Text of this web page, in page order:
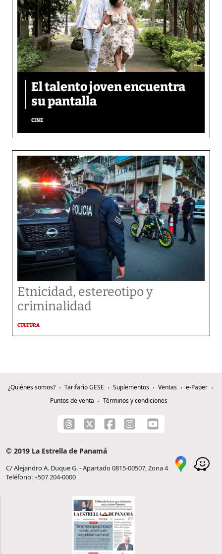
El talento joven encuentra
su pantalla​
CINE
Etnicidad, estereotipo y
criminalidad
CULTURA
¿Quiénes somos? Tarifario GESE Suplementos Ventas
e-Paper
Puntos de venta
Términos y condiciones
© 2019 La Estrella de Panamá
C/ Alejandro A. Duque G. - Apartado 0815-00507, Zona 4
Teléfono: +507 204-0000